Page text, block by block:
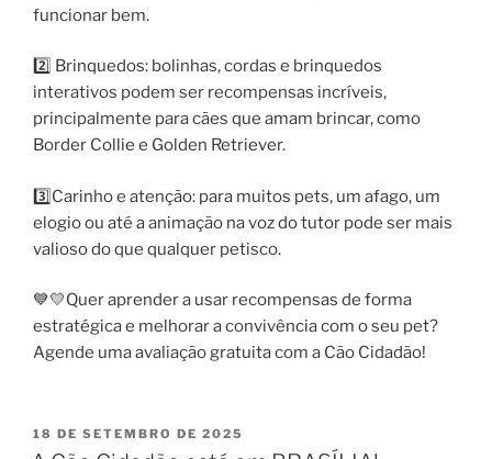
funcionar bem.
2️⃣ Brinquedos: bolinhas, cordas e brinquedos
interativos podem ser recompensas incríveis,
principalmente para cães que amam brincar, como
Border Collie e Golden Retriever.
3️⃣Carinho e atenção: para muitos pets, um afago, um
elogio ou até a animação na voz do tutor pode ser mais
valioso do que qualquer petisco.
💙💛Quer aprender a usar recompensas de forma
estratégica e melhorar a convivência com o seu pet?
Agende uma avaliação gratuita com a Cão Cidadão!
18 DE SETEMBRO DE 2025